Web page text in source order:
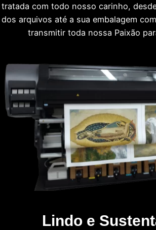
tratada com todo nosso carinho,
dos arquivos até a sua embalagem
transmitir toda nossa Paixão
Lindo e